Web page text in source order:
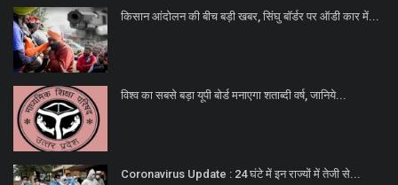
किसान आंदोलन की बीच बड़ी खबर, सिंघु बॉर्डर पर ऑडी कार में...
विश्व का सबसे बड़ा यूपी बोर्ड मनाएगा शताब्दी वर्ष, जानिये...
Coronavirus Update : 24 घंटे में इन राज्यों में तेजी से...